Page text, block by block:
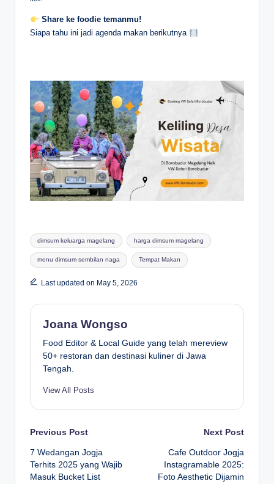
Share ke foodie temanmu!
Siapa tahu ini jadi agenda makan berikutnya
Tags:
dimsum keluarga magelang harga dimsum magelang
menu dimsum sembilan naga Tempat Makan
Last updated on May 5, 2026
Joana Wongso
Food Editor & Local Guide yang telah mereview
50+ restoran dan destinasi kuliner di Jawa
Tengah.
View All Posts
Post
navigation
Previous Post
7 Wedangan Jogja
Terhits 2025 yang Wajib
Masuk Bucket List
Next Post
Cafe Outdoor Jogja
Instagramable 2025:
Foto Aesthetic Dijamin